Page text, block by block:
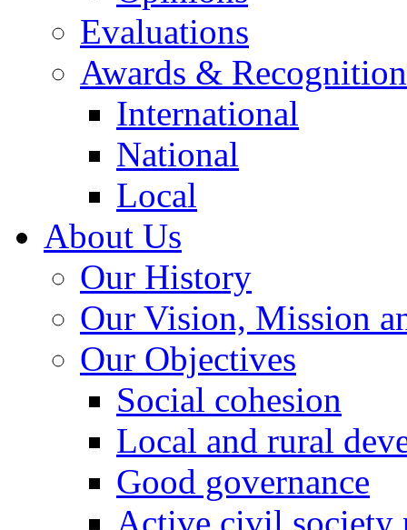
Evaluations
Awards &
International
National
Local
About Us
Our History
Our Vision, Mission
Our Objectives
Social cohesion
Local and rural
Good governance
Active civil society